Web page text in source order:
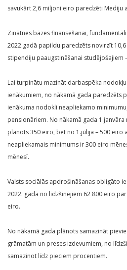
savukārt 2,6 miljoni eiro paredzēti Mediju
Zinātnes bāzes finansēšanai,
2022.gadā papildu paredzēts novirzīt
stipendiju paaugstināšanai studējošajiem
Lai turpinātu mazināt darbaspēka
ienākumiem, no nākamā gada paredzēts
ienākuma nodokli neapliekamo
pensionāriem. No nākamā gada
plānots 350 eiro, bet no 1.jūlija – 500 eiro
neapliekamais minimums ir 300 eiro
mēnesī.
Valsts sociālās apdrošināšanas obligāto
2022. gadā no līdzšinējiem 62 800 eiro
eiro.
No nākamā gada plānots samazināt
grāmatām un preses izdevumiem, no
samazinot līdz pieciem procentiem.